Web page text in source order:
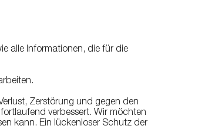
alle Informationen, die für die
Zerstörung und gegen den
verbessert. Wir möchten
kann. Ein lückenloser Schutz der